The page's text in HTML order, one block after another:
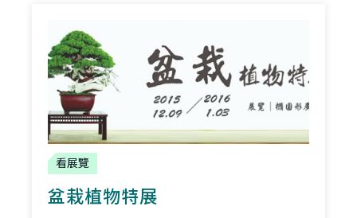
看展覽
盆栽植物特展